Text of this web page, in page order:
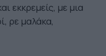
εκκρεμείς, με μια
ρε μαλάκα,